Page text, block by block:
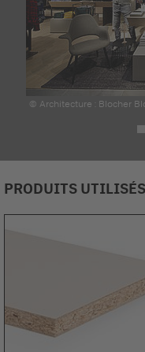
© Architecture : Blocher
PRODUITS UTILISÉS